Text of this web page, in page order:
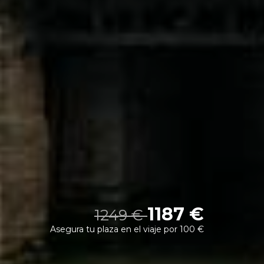
1249 €1187 €
Asegura tu plaza en el viaje por 100 €